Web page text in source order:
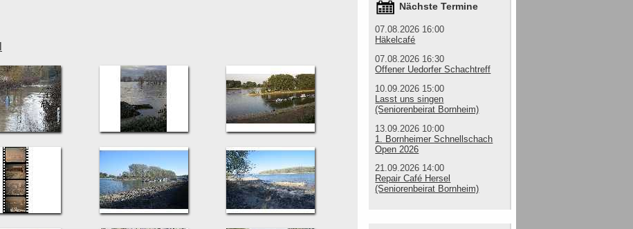
Nächste Termine
07.08.2026 16:00
Häkelcafé
07.08.2026 16:30
Offener Uedorfer Schachtreff
10.09.2026 15:00
Lasst uns singen
(Seniorenbeirat Bornheim)
13.09.2026 10:00
1. Bornheimer Schnellschach
Open 2026
21.09.2026 14:00
Repair Café Hersel
(Seniorenbeirat Bornheim)